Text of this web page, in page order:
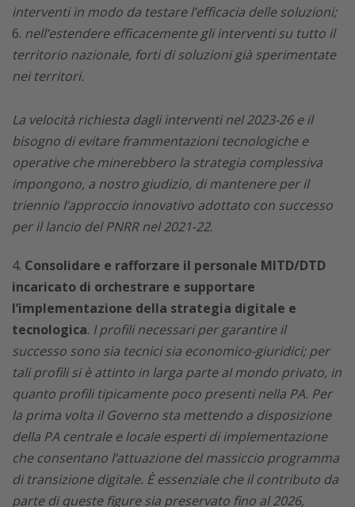
interventi in modo da testare l’efficacia delle soluzioni;
nell’estendere efficacemente gli interventi su tutto il
territorio nazionale, forti di soluzioni già sperimentate
nei territori.
La velocità richiesta dagli interventi nel 2023-26 e il
bisogno di evitare frammentazioni tecnologiche e
operative che minerebbero la strategia complessiva
impongono, a nostro giudizio, di mantenere per il
triennio l’approccio innovativo adottato con successo
per il lancio del PNRR nel 2021-22.
Consolidare e rafforzare il personale MITD/DTD
incaricato di orchestrare e supportare
l’implementazione della strategia digitale e
tecnologica. I profili necessari per garantire il
successo sono sia tecnici sia economico-giuridici; per
tali profili si è attinto in larga parte al mondo privato, in
quanto profili tipicamente poco presenti nella PA. Per
la prima volta il Governo sta mettendo a disposizione
della PA centrale e locale esperti di implementazione
che consentano l’attuazione del massiccio programma
di transizione digitale. È essenziale che il contributo da
parte di queste figure sia preservato fino al 2026,